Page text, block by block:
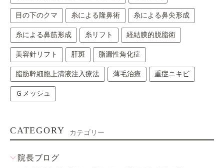
目の下のクマ 糸による隆鼻術 糸による鼻尖形成
糸による鼻筋形成 糸リフト 経結膜的脱脂術
美容針リフト 肝斑 脂漏性角化症
脂肪幹細胞上清液注入療法 薄毛治療 重症ニキビ
Ｇメッシュ
CATEGORY カテゴリー
院長ブログ